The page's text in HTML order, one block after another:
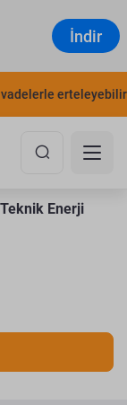
İndir
Enerji